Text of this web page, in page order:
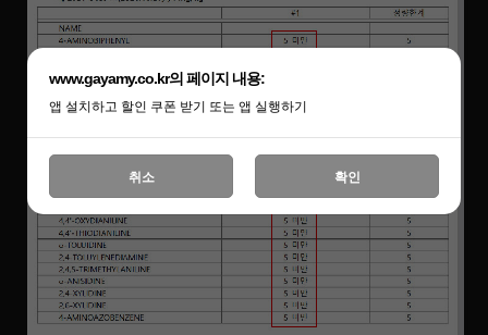
www.gayamy.co.kr의 페이지 내용:
앱 설치하고 할인 쿠폰 받기 또는 앱 실행하기
취소 확인